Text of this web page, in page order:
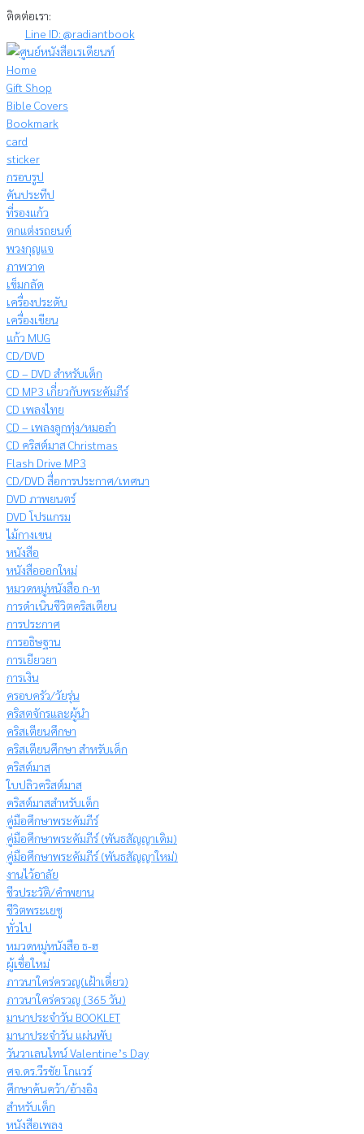
Skip
content
ติดต่อเรา:
Line ID: @radiantbook
Home
Gift Shop
Bible Covers
Bookmark
card
sticker
กรอบรูป
คันประทีป
ที่รองแก้ว
ตกแต่งรถยนต์
พวงกุญแจ
ภาพวาด
เข็มกลัด
เครื่องประดับ
เครื่องเขียน
แก้ว MUG
CD/DVD
CD – DVD สำหรับเด็ก
CD MP3 เกี่ยวกับพระคัมภีร์
CD เพลงไทย
CD – เพลงลูกทุ่ง/หมอลำ
CD คริสต์มาส Christmas
Flash Drive MP3
CD/DVD สื่อการประกาศ/เทศนา
DVD ภาพยนตร์
DVD โปรแกรม
ไม้กางเขน
หนังสือ
หนังสือออกใหม่
หมวดหมู่หนังสือ ก-ท
การดำเนินชีวิตคริสเตียน
การประกาศ
การอธิษฐาน
การเยียวยา
การเงิน
ครอบครัว/วัยรุ่น
คริสตจักรและผู้นำ
คริสเตียนศึกษา
คริสเตียนศึกษา สำหรับเด็ก
คริสต์มาส
ใบปลิวคริสต์มาส
คริสต์มาสสำหรับเด็ก
คู่มือศึกษาพระคัมภีร์
คู่มือศึกษาพระคัมภีร์ (พันธสัญญาเดิม)
คู่มือศึกษาพระคัมภีร์ (พันธสัญญาใหม่)
งานไว้อาลัย
ชีวประวัติ/คำพยาน
ชีวิตพระเยซู
ทั่วไป
หมวดหมู่หนังสือ ธ-ฮ
ผู้เชื่อใหม่
ภาวนาใคร่ครวญ(เฝ้าเดี่ยว)
ภาวนาใคร่ครวญ (365 วัน)
มานาประจำวัน BOOKLET
มานาประจำวัน แผ่นพับ
วันวาเลนไทน์ Valentine’s Day
ศจ.ดร.วีรชัย โกแวร์
ศึกษาค้นคว้า/อ้างอิง
สำหรับเด็ก
หนังสือเพลง